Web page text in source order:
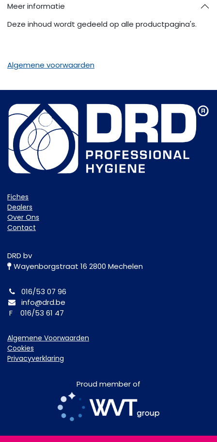
Meer informatie
Deze inhoud wordt gedeeld op alle productpagina's.
Algemene voorwaarden
Fiche​s
Dealers
Over Ons
Contact
DRD bv
Wayenborgstraat 16 2800 Mechelen
016/53 07 96
info@drd.be
F 016/53 61 47
Algemene Voorwaarden
Cookies
Privacyverklaring
Proud member of